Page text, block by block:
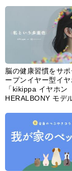
あなたのペット自慢
ださい！
婦人公論とは
サイトポリシー／
「ｆｆ倶楽部」会
「ｆｆ倶楽部」よ